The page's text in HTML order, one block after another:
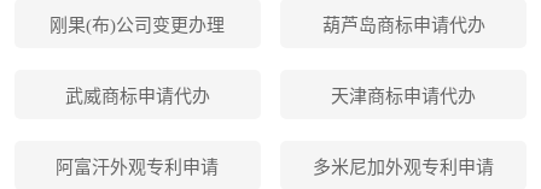
刚果(布)公司变更办理 葫芦岛商标申请代办
武威商标申请代办 天津商标申请代办
阿富汗外观专利申请 多米尼加外观专利申请